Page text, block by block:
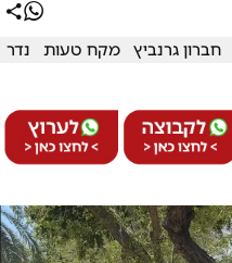
חברון גרנביץ מקח טעות
נדר